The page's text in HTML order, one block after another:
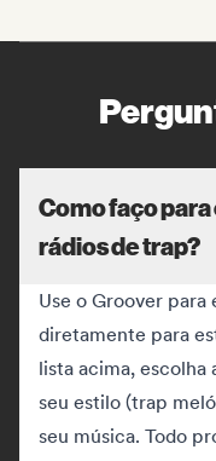
Como faço
rádios de trap?
Use o Groover para
diretamente para
lista acima, escolha
seu estilo (trap
seu música. Todo